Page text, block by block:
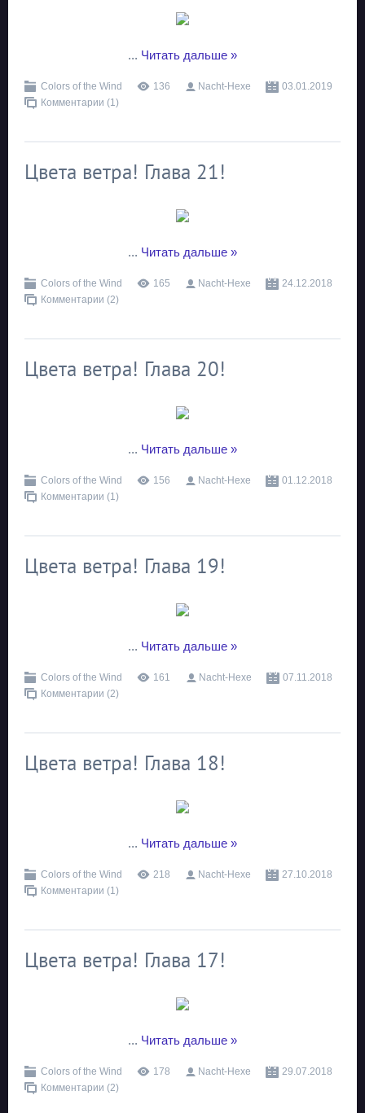
... Читать дальше »
Colors of the Wind 136 Nacht-Hexe
03.01.2019
Комментарии (1)
Цвета ветра! Глава 21!
... Читать дальше »
Colors of the Wind 165 Nacht-Hexe
24.12.2018
Комментарии (2)
Цвета ветра! Глава 20!
... Читать дальше »
Colors of the Wind 156 Nacht-Hexe
01.12.2018
Комментарии (1)
Цвета ветра! Глава 19!
... Читать дальше »
Colors of the Wind 161 Nacht-Hexe
07.11.2018
Комментарии (2)
Цвета ветра! Глава 18!
... Читать дальше »
Colors of the Wind 218 Nacht-Hexe
27.10.2018
Комментарии (1)
Цвета ветра! Глава 17!
... Читать дальше »
Colors of the Wind 178 Nacht-Hexe
29.07.2018
Комментарии (2)